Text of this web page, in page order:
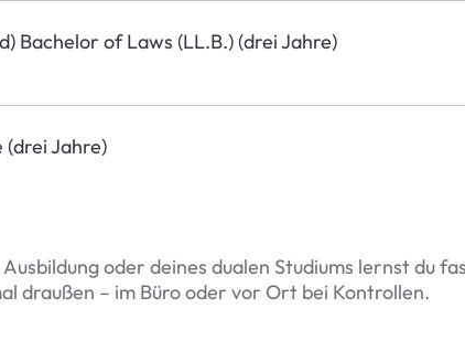
Bachelor of Laws (LL.B.) (drei Jahre)
Jahre)
oder deines dualen Studiums lernst du
draußen – im Büro oder vor Ort bei Kontrollen.